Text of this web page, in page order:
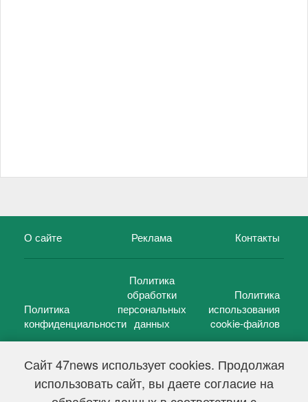
Сайт 47news использует cookies. Продолжая
использовать сайт, вы даете согласие на
О сайте Реклама Контакты
Политика
конфиденциальности
Политика
обработки
персональных
данных
Политика
использования
cookie-файлов
47 новостей (47 news)2005 — 2026 г.